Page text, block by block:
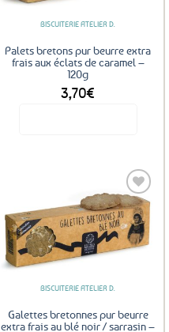
BISCUITERIE ATELIER D.
Palets bretons pur beurre extra
frais aux éclats de caramel –
120g
3,70€
Ajouter
aux
favoris
BISCUITERIE ATELIER D.
Galettes bretonnes pur beurre
extra frais au blé noir / sarrasin –